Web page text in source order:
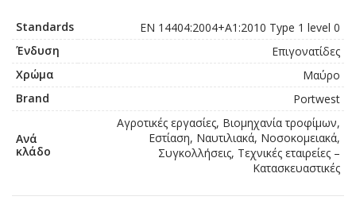
Standards
EN 14404:2004+A1:2010 Type 1 level 0
Ένδυση
Επιγονατίδες
Χρώμα
Μαύρο
Brand
Portwest
Ανά
κλάδο
Αγροτικές εργασίες, Βιομηχανία τροφίμων,
Εστίαση, Ναυτιλιακά, Νοσοκομειακά,
Συγκολλήσεις, Τεχνικές εταιρείες –
Κατασκευαστικές